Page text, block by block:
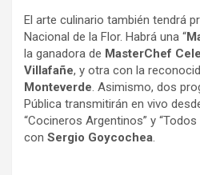
El arte culinario también tendrá
Nacional de la Flor. Habrá una “
la ganadora de MasterChef
Villafañe, y otra con la
Monteverde. Asimismo, dos
Pública transmitirán en vivo
“Cocineros Argentinos” y
con Sergio Goycochea.